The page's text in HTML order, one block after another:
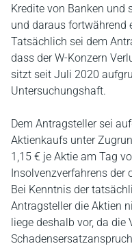
Kredite von Banken und
und daraus fortwährend
Tatsächlich sei dem
dass der W-Konzern
sitzt seit Juli 2020
Untersuchungshaft.
Dem Antragsteller sei
Aktienkaufs unter
1,15 € je Aktie am Tag
Insolvenzverfahrens der
Bei Kenntnis der
Antragsteller die Aktien
liege deshalb vor, da die